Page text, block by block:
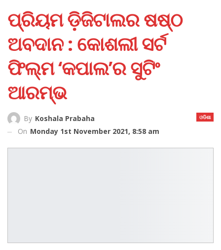
ପ୍ରିୟମ ଡ଼ିଜିଟାଲର ଷଷ୍ଠ
ଅବଦାନ : କୋଶଲୀ ସର୍ଟ
ଫିଲ୍ମ ‘କପାଲ’ର ସୁଟିଂ
ଆରମ୍ଭ
ଓଡିଶା
By Koshala Prabaha
On Monday 1st November 2021, 8:58 am